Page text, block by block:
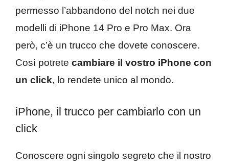
permesso l’abbandono del notch nei due
modelli di iPhone 14 Pro e Pro Max. Ora
però, c’è un trucco che dovete conoscere.
Così potrete cambiare il vostro iPhone con
un click, lo rendete unico al mondo.
iPhone, il trucco per cambiarlo con un
click
Conoscere ogni singolo segreto che il nostro